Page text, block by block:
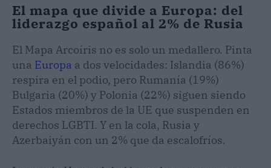
El mapa que divide a Europa: del
liderazgo español al 2% de Rusia
El Mapa Arcoíris no es solo un medallero. Pinta
una Europa a dos velocidades: Islandia (86%)
respira en el podio, pero Rumanía (19%)
Bulgaria (20%) y Polonia (22%) siguen siendo
Estados miembros de la UE que suspenden en
derechos LGBTI. Y en la cola, Rusia y
Azerbaiyán con un 2% que da escalofríos.